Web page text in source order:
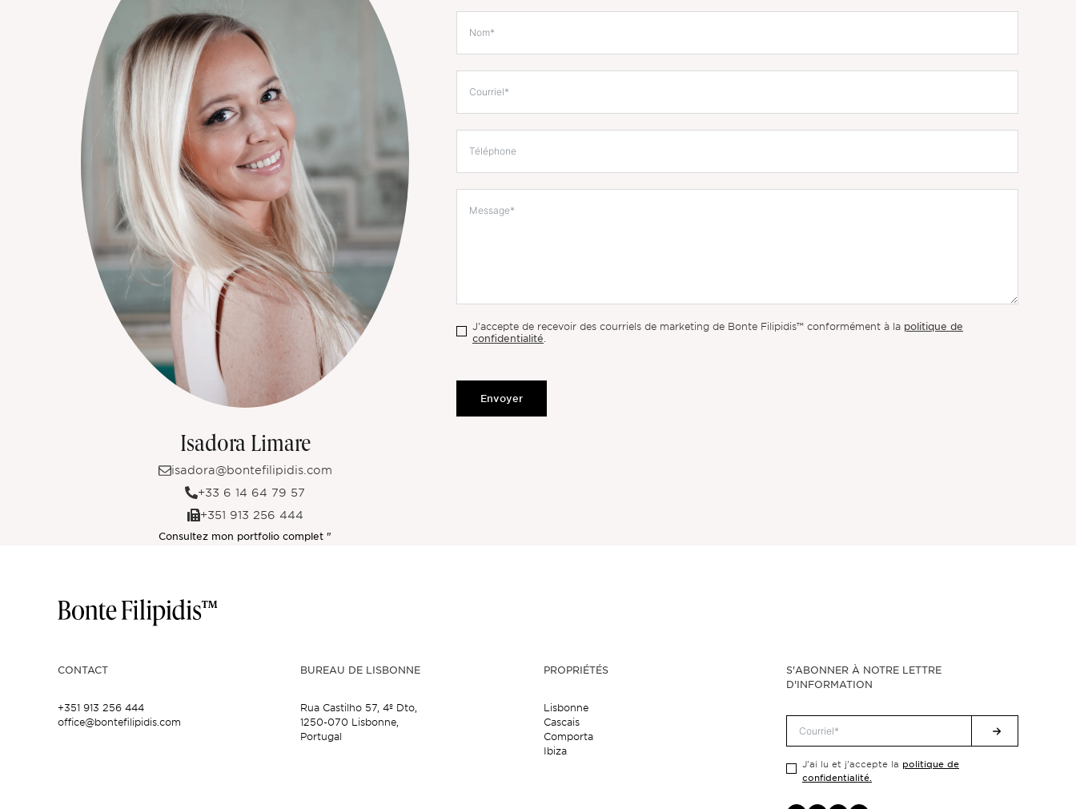
Isadora Limare
isadora@bontefilipidis.com
+33 6 14 64 79 57
+351 913 256 444
Consultez mon portfolio complet "
J'accepte de recevoir des courriels de marketing de Bonte Filipidis™ conformément à la politique de
confidentialité.
Envoyer
CONTACT
+351 913 256 444
office@bontefilipidis.com
BUREAU DE LISBONNE
Rua Castilho 57,4º Dto,
1250-070 Lisbonne,
Portugal
PROPRIÉTÉS
Lisbonne
Cascais
Comporta
Ibiza
S'ABONNER À NOTRE LETTRE
D'INFORMATION
J'ai lu et j'accepte la politique de
confidentialité.